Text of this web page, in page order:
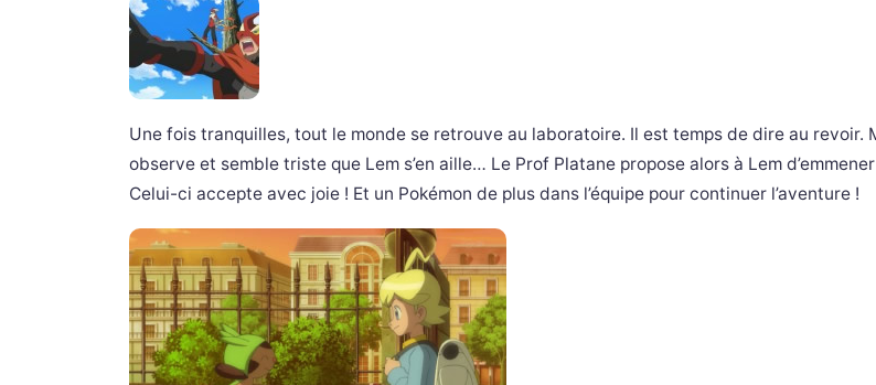
Une fois tranquilles, tout le monde se retrouve au laboratoire. Il est temps de dire au revoir.
observe et semble triste que Lem s’en aille… Le Prof Platane propose alors à Lem
Celui-ci accepte avec joie ! Et un Pokémon de plus dans l’équipe pour continuer l’aventure !